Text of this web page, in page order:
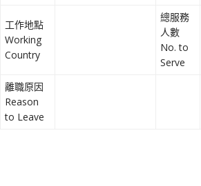
工作地點
Working
Country
總服務
人數
No. to
Serve
離職原因
Reason
to Leave